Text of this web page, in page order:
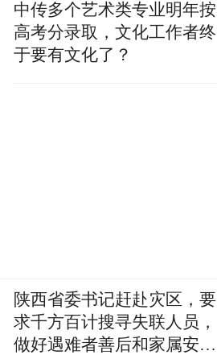
中传多个艺术类专业明年按
高考分录取，文化工作者终
于要有文化了？
陕西省委书记赶赴灾区，要
求千方百计搜寻失联人员，
做好遇难者善后和家属安抚